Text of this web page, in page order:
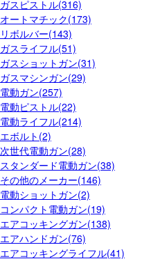
ガスピストル(316)
オートマチック(173)
リボルバー(143)
ガスライフル(51)
ガスショットガン(31)
ガスマシンガン(29)
電動ガン(257)
電動ピストル(22)
電動ライフル(214)
エボルト(2)
次世代電動ガン(28)
スタンダード電動ガン(38)
その他のメーカー(146)
電動ショットガン(2)
コンパクト電動ガン(19)
エアコッキングガン(138)
エアハンドガン(76)
エアコッキングライフル(41)